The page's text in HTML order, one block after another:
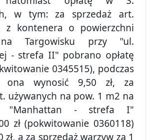
w tym: za sprzedaż art.
z kontenera o powierzchni
Targowisku przy "ul.
- strefa II" pobrano opłatę
0345515), podczas
ona wynosić 9,50 zł, za
używanych na pow. 1 m2 na
"Manhattan - strefa I"
zł (pokwitowanie 0360118)
zł, a za sprzedaż warzyw za 1